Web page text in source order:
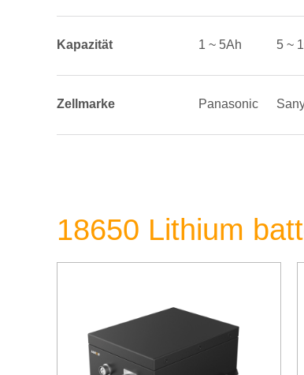
Kapazität 1 ~ 5Ah 5 ~
Zellmarke Panasonic
18650 Lithium